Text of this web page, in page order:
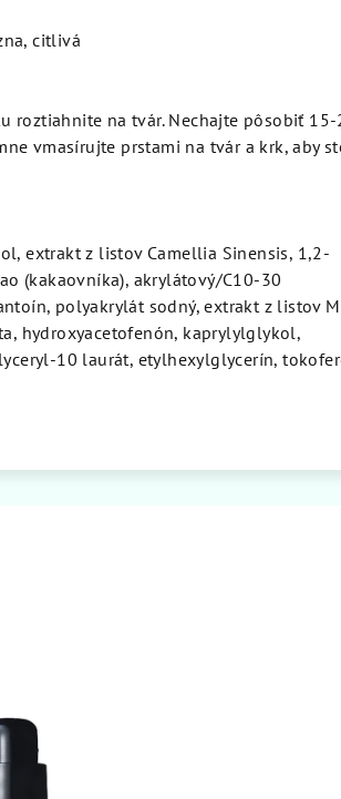
citlivá
roztiahnite na tvár. Nechajte pôsobiť
vmasírujte prstami na tvár a krk, aby
extrakt z listov Camellia Sinensis, 1,2-
(kakaovníka), akrylátový/C10-30
polyakrylát sodný, extrakt z listov
hydroxyacetofenón, kaprylylglykol,
10 laurát, etylhexylglycerín,